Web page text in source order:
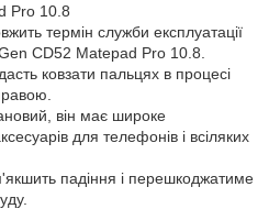
Pro 10.8
термін служби експлуатації
CD52 Matepad Pro 10.8.
ковзати пальцях в процесі
він має широке
для телефонів і всіляких
падіння і перешкоджатиме